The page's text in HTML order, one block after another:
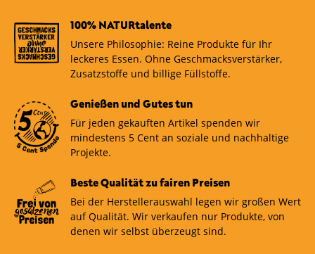
100% NATURtalente
Unsere Philosophie: Reine Produkte für Ihr
leckeres Essen. Ohne Geschmacksverstärker,
Zusatzstoffe und billige Füllstoffe.
Genießen und Gutes tun
Für jeden gekauften Artikel spenden wir
mindestens 5 Cent an soziale und nachhaltige
Projekte.
Beste Qualität zu fairen Preisen
Bei der Herstellerauswahl legen wir großen Wert
auf Qualität. Wir verkaufen nur Produkte, von
denen wir selbst überzeugt sind.